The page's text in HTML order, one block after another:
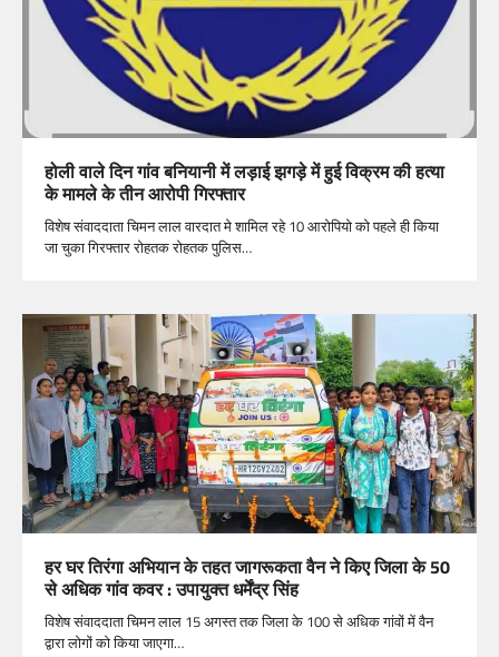
होली वाले दिन गांव बनियानी में लड़ाई झगड़े में हुई विक्रम की हत्या
के मामले के तीन आरोपी गिरफ्तार
विशेष संवाददाता चिमन लाल वारदात मे शामिल रहे 10 आरोपियो को पहले ही किया
जा चुका गिरफ्तार रोहतक रोहतक पुलिस…
हर घर तिरंगा अभियान के तहत जागरूकता वैन ने किए जिला के 50
से अधिक गांव कवर : उपायुक्त धर्मेंद्र सिंह
विशेष संवाददाता चिमन लाल 15 अगस्त तक जिला के 100 से अधिक गांवों में वैन
द्वारा लोगों को किया जाएगा…